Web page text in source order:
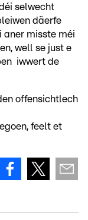
selwecht
däerfe
aner misste méi
well se just e
iwwert de
offensichtlech
feelt et